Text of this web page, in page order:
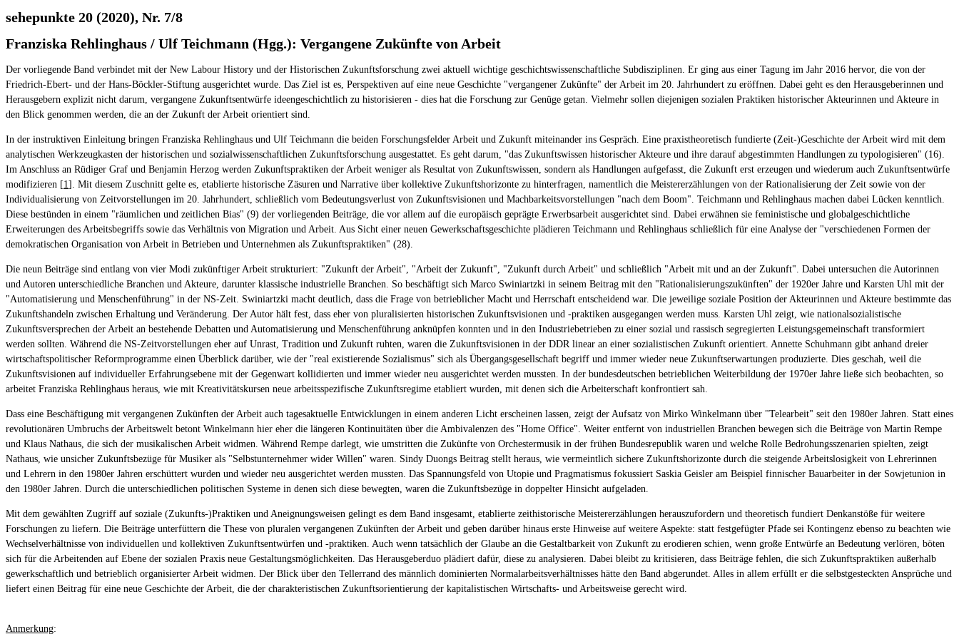
sehepunkte 20 (2020), Nr. 7/8
Franziska Rehlinghaus / Ulf Teichmann (Hgg.): Vergangene Zukünfte von Arbeit
Der vorliegende Band verbindet mit der New Labour History und der Historischen Zukunftsforschung zwei aktuell wichtige geschichtswissenschaftliche Subdisziplinen. Er ging aus einer Tagung im Jahr 2016 hervor, die von der
Friedrich-Ebert- und der Hans-Böckler-Stiftung ausgerichtet wurde. Das Ziel ist es, Perspektiven auf eine neue Geschichte "vergangener Zukünfte" der Arbeit im 20. Jahrhundert zu eröffnen. Dabei geht es den Herausgeberinnen und
Herausgebern explizit nicht darum, vergangene Zukunftsentwürfe ideengeschichtlich zu historisieren - dies hat die Forschung zur Genüge getan. Vielmehr sollen diejenigen sozialen Praktiken historischer Akteurinnen und Akteure in
den Blick genommen werden, die an der Zukunft der Arbeit orientiert sind.
In der instruktiven Einleitung bringen Franziska Rehlinghaus und Ulf Teichmann die beiden Forschungsfelder Arbeit und Zukunft miteinander ins Gespräch. Eine praxistheoretisch fundierte (Zeit-)Geschichte der Arbeit wird mit dem
analytischen Werkzeugkasten der historischen und sozialwissenschaftlichen Zukunftsforschung ausgestattet. Es geht darum, "das Zukunftswissen historischer Akteure und ihre darauf abgestimmten Handlungen zu typologisieren" (16).
Im Anschluss an Rüdiger Graf und Benjamin Herzog werden Zukunftspraktiken der Arbeit weniger als Resultat von Zukunftswissen, sondern als Handlungen aufgefasst, die Zukunft erst erzeugen und wiederum auch Zukunftsentwürfe
modifizieren [1 ]. Mit diesem Zuschnitt gelte es, etablierte historische Zäsuren und Narrative über kollektive Zukunftshorizonte zu hinterfragen, namentlich die Meistererzählungen von der Rationalisierung der Zeit sowie von der
Individualisierung von Zeitvorstellungen im 20. Jahrhundert, schließlich vom Bedeutungsverlust von Zukunftsvisionen und Machbarkeitsvorstellungen "nach dem Boom". Teichmann und Rehlinghaus machen dabei Lücken kenntlich.
Diese bestünden in einem "räumlichen und zeitlichen Bias" (9) der vorliegenden Beiträge, die vor allem auf die europäisch geprägte Erwerbsarbeit ausgerichtet sind. Dabei erwähnen sie feministische und globalgeschichtliche
Erweiterungen des Arbeitsbegriffs sowie das Verhältnis von Migration und Arbeit. Aus Sicht einer neuen Gewerkschaftsgeschichte plädieren Teichmann und Rehlinghaus schließlich für eine Analyse der "verschiedenen Formen der
demokratischen Organisation von Arbeit in Betrieben und Unternehmen als Zukunftspraktiken" (28).
Die neun Beiträge sind entlang von vier Modi zukünftiger Arbeit strukturiert: "Zukunft der Arbeit", "Arbeit der Zukunft", "Zukunft durch Arbeit" und schließlich "Arbeit mit und an der Zukunft". Dabei untersuchen die Autorinnen
und Autoren unterschiedliche Branchen und Akteure, darunter klassische industrielle Branchen. So beschäftigt sich Marco Swiniartzki in seinem Beitrag mit den "Rationalisierungszukünften" der 1920er Jahre und Karsten Uhl mit der
"Automatisierung und Menschenführung" in der NS-Zeit. Swiniartzki macht deutlich, dass die Frage von betrieblicher Macht und Herrschaft entscheidend war. Die jeweilige soziale Position der Akteurinnen und Akteure bestimmte das
Zukunftshandeln zwischen Erhaltung und Veränderung. Der Autor hält fest, dass eher von pluralisierten historischen Zukunftsvisionen und -praktiken ausgegangen werden muss. Karsten Uhl zeigt, wie nationalsozialistische
Zukunftsversprechen der Arbeit an bestehende Debatten und Automatisierung und Menschenführung anknüpfen konnten und in den Industriebetrieben zu einer sozial und rassisch segregierten Leistungsgemeinschaft transformiert
werden sollten. Während die NS-Zeitvorstellungen eher auf Unrast, Tradition und Zukunft ruhten, waren die Zukunftsvisionen in der DDR linear an einer sozialistischen Zukunft orientiert. Annette Schuhmann gibt anhand dreier
wirtschaftspolitischer Reformprogramme einen Überblick darüber, wie der "real existierende Sozialismus" sich als Übergangsgesellschaft begriff und immer wieder neue Zukunftserwartungen produzierte. Dies geschah, weil die
Zukunftsvisionen auf individueller Erfahrungsebene mit der Gegenwart kollidierten und immer wieder neu ausgerichtet werden mussten. In der bundesdeutschen betrieblichen Weiterbildung der 1970er Jahre ließe sich beobachten, so
arbeitet Franziska Rehlinghaus heraus, wie mit Kreativitätskursen neue arbeitsspezifische Zukunftsregime etabliert wurden, mit denen sich die Arbeiterschaft konfrontiert sah.
Dass eine Beschäftigung mit vergangenen Zukünften der Arbeit auch tagesaktuelle Entwicklungen in einem anderen Licht erscheinen lassen, zeigt der Aufsatz von Mirko Winkelmann über "Telearbeit" seit den 1980er Jahren. Statt eines
revolutionären Umbruchs der Arbeitswelt betont Winkelmann hier eher die längeren Kontinuitäten über die Ambivalenzen des "Home Office". Weiter entfernt von industriellen Branchen bewegen sich die Beiträge von Martin Rempe
und Klaus Nathaus, die sich der musikalischen Arbeit widmen. Während Rempe darlegt, wie umstritten die Zukünfte von Orchestermusik in der frühen Bundesrepublik waren und welche Rolle Bedrohungsszenarien spielten, zeigt
Nathaus, wie unsicher Zukunftsbezüge für Musiker als "Selbstunternehmer wider Willen" waren. Sindy Duongs Beitrag stellt heraus, wie vermeintlich sichere Zukunftshorizonte durch die steigende Arbeitslosigkeit von Lehrerinnen
und Lehrern in den 1980er Jahren erschüttert wurden und wieder neu ausgerichtet werden mussten. Das Spannungsfeld von Utopie und Pragmatismus fokussiert Saskia Geisler am Beispiel finnischer Bauarbeiter in der Sowjetunion in
den 1980er Jahren. Durch die unterschiedlichen politischen Systeme in denen sich diese bewegten, waren die Zukunftsbezüge in doppelter Hinsicht aufgeladen.
Mit dem gewählten Zugriff auf soziale (Zukunfts-)Praktiken und Aneignungsweisen gelingt es dem Band insgesamt, etablierte zeithistorische Meistererzählungen herauszufordern und theoretisch fundiert Denkanstöße für weitere
Forschungen zu liefern. Die Beiträge unterfüttern die These von pluralen vergangenen Zukünften der Arbeit und geben darüber hinaus erste Hinweise auf weitere Aspekte: statt festgefügter Pfade sei Kontingenz ebenso zu beachten wie
Wechselverhältnisse von individuellen und kollektiven Zukunftsentwürfen und -praktiken. Auch wenn tatsächlich der Glaube an die Gestaltbarkeit von Zukunft zu erodieren schien, wenn große Entwürfe an Bedeutung verlören, böten
sich für die Arbeitenden auf Ebene der sozialen Praxis neue Gestaltungsmöglichkeiten. Das Herausgeberduo plädiert dafür, diese zu analysieren. Dabei bleibt zu kritisieren, dass Beiträge fehlen, die sich Zukunftspraktiken außerhalb
gewerkschaftlich und betrieblich organisierter Arbeit widmen. Der Blick über den Tellerrand des männlich dominierten Normalarbeitsverhältnisses hätte den Band abgerundet. Alles in allem erfüllt er die selbstgesteckten Ansprüche und
liefert einen Beitrag für eine neue Geschichte der Arbeit, die der charakteristischen Zukunftsorientierung der kapitalistischen Wirtschafts- und Arbeitsweise gerecht wird.
Anmerkung: